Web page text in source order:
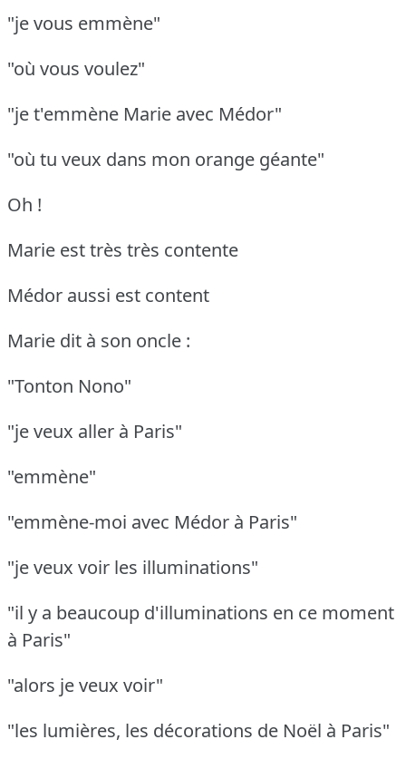
"je vous emmène"
"où vous voulez"
"je t'emmène Marie avec Médor"
"où tu veux dans mon orange géante"
Oh !
Marie est très très contente
Médor aussi est content
Marie dit à son oncle :
"Tonton Nono"
"je veux aller à Paris"
"emmène"
"emmène-moi avec Médor à Paris"
"je veux voir les illuminations"
"il y a beaucoup d'illuminations en ce moment
à Paris"
"alors je veux voir"
"les lumières, les décorations de Noël à Paris"